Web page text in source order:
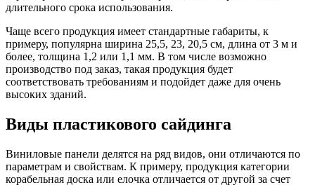
длительного срока использования.
Чаще всего продукция имеет стандартные габариты, к
примеру, популярна ширина 25,5, 23, 20,5 см, длина от 3 м и
более, толщина 1,2 или 1,1 мм. В том числе возможно
производство под заказ, такая продукция будет
соответствовать требованиям и подойдет даже для очень
высоких зданий.
Виды пластикового сайдинга
Виниловые панели делятся на ряд видов, они отличаются по
параметрам и свойствам. К примеру, продукция категории
корабельная доска или елочка отличается от другой за счет